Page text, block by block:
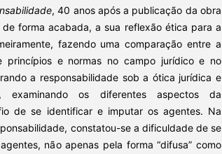
, 40 anos após a publicação da obra
forma acabada, a sua reflexão ética para a
fazendo uma comparação entre a
princípios e normas no campo jurídico e no
a responsabilidade sob a ótica jurídica e
os diferentes aspectos da
de se identificar e imputar os agentes. Na
constatou-se a dificuldade de se
não apenas pela forma “difusa” como